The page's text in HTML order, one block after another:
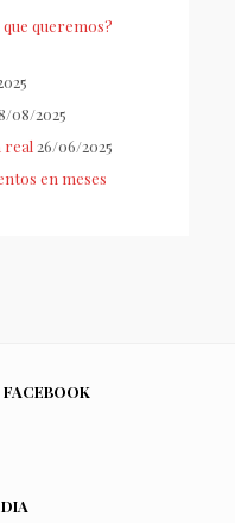
queremos?
08/2025
real 26/06/2025
en meses